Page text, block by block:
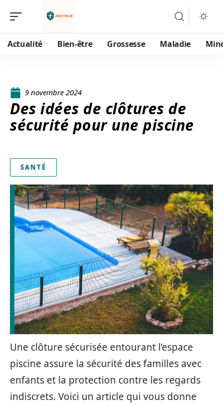
Actualité Bien-être Grossesse Maladie
9 novembre 2024
Des idées de clôtures de
sécurité pour une piscine
SANTÉ
Une clôture sécurisée entourant l’espace
piscine assure la sécurité des familles avec
enfants et la protection contre les regards
indiscrets. Voici un article qui vous donne